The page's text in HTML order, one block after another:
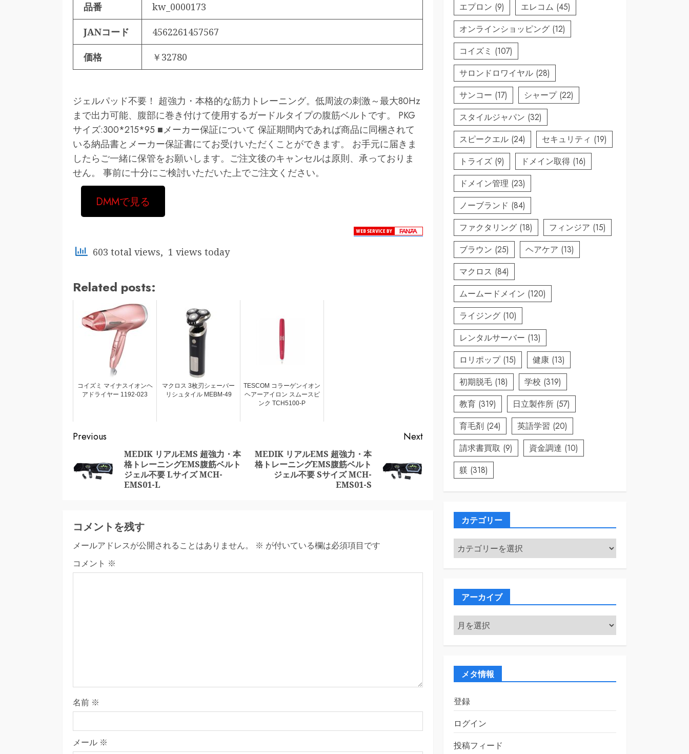
品番 kw_0000173
JANコード 4562261457567
価格 ￥32780
ジェルパッド不要！ 超強力・本格的な筋力トレーニング。低周波の刺激～最大80Hz
まで出力可能、腹部に巻き付けて使用するガードルタイプの腹筋ベルトです。 PKG
サイズ:300*215*95 ■メーカー保証について 保証期間内であれば商品に同梱されて
いる納品書とメーカー保証書にてお受けいただくことができます。 お手元に届きま
したらご一緒に保管をお願いします。ご注文後のキャンセルは原則、承っておりま
せん。 事前に十分にご検討いただいた上でご注文ください。
DMMで見る
603 total views, 1 views today
Related posts:
コイズミ マイナスイオンヘ
アドライヤー 1192-023
マクロス 3枚刃シェーバー
リシュタイル MEBM-49
TESCOM コラーゲンイオン
ヘアーアイロン スムースピ
ンク TCH5100-P
Continue
Reading
Previous
Previous
MEDIK リアルEMS 超強力・本
格トレーニングEMS腹筋ベルト
ジェル不要 Lサイズ MCH-
EMS01-L
Next
Next
MEDIK リアルEMS 超強力・本
格トレーニングEMS腹筋ベルト
ジェル不要 Sサイズ MCH-
EMS01-S
コメントを残す
メールアドレスが公開されることはありません。 ※ が付いている欄は必須項目です
コメント ※
名前 ※
メール ※
エプロン (9) エレコム (45)
オンラインショッピング (12)
コイズミ (107)
サロンドロワイヤル (28)
サンコー (17) シャープ(22)
スタイルジャパン (32)
スピークエル (24) セキュリティ (19)
トライズ (9) ドメイン取得 (16)
ドメイン管理 (23)
ノーブランド (84)
ファクタリング (18) フィンジア (15)
ブラウン (25) ヘアケア (13)
マクロス (84)
ムームードメイン (120)
ライジング (10)
レンタルサーバー (13)
ロリポップ(15) 健康 (13)
初期脱毛 (18) 学校 (319)
教育 (319) 日立製作所 (57)
育毛剤 (24) 英語学習 (20)
請求書買取 (9) 資金調達 (10)
躾 (318)
カテゴリー
カ
テ
ゴ
アーカイブ
ア
ー
カ
メタ情報
登録
ログイン
投稿フィード